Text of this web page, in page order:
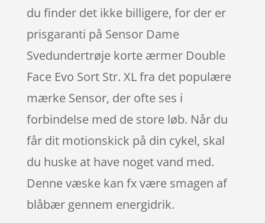
du finder det ikke billigere, for der er
prisgaranti på Sensor Dame
Svedundertrøje korte ærmer Double
Face Evo Sort Str. XL fra det populære
mærke Sensor, der ofte ses i
forbindelse med de store løb. Når du
får dit motionskick på din cykel, skal
du huske at have noget vand med.
Denne væske kan fx være smagen af
blåbær gennem energidrik.